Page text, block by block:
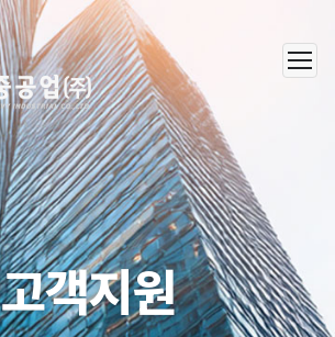
한성중공업(주)
고객지원